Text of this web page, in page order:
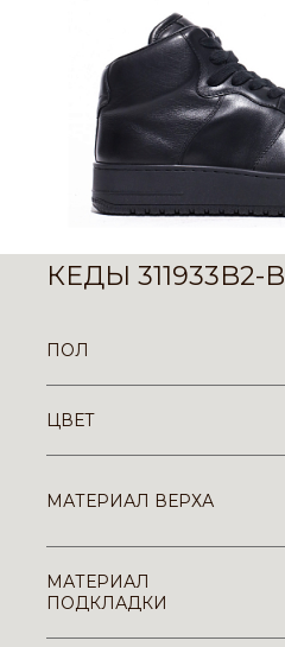
КЕДЫ 311933B2-B
ПОЛ
ЦВЕТ
МАТЕРИАЛ ВЕРХА
МАТЕРИАЛ
ПОДКЛАДКИ